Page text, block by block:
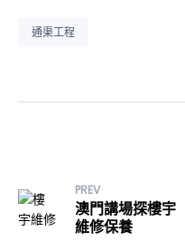
通渠工程
PREV
澳門講場探樓宇
維修保養